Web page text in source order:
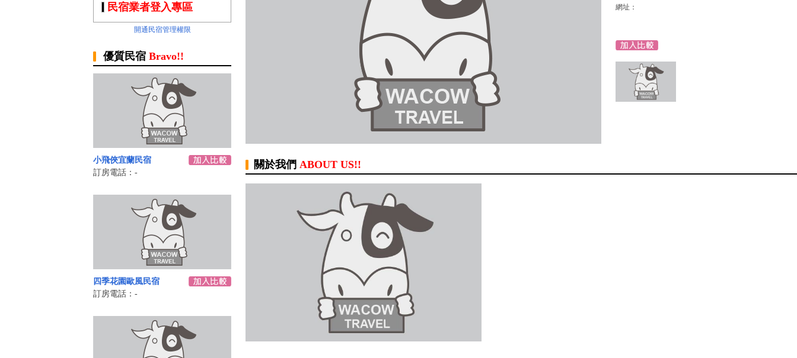
民宿業者登入專區
開通民宿管理權限
優質民宿 Bravo!!
小飛俠宜蘭民宿
訂房電話：-
四季花園歐風民宿
訂房電話：-
網址：
關於我們 ABOUT US!!